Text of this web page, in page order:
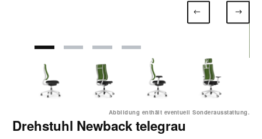
Abbildung enthält eventuell Sonderausstattung.
Drehstuhl Newback telegrau